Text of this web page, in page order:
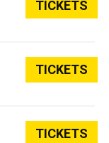
TICKETS
TICKETS
TICKETS